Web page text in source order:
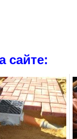
сайте: